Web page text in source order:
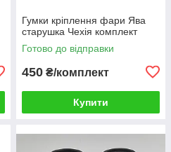
Гумки кріплення фари Ява
старушка Чехія комплект
Готово до відправки
450 ₴/комплект
Купити